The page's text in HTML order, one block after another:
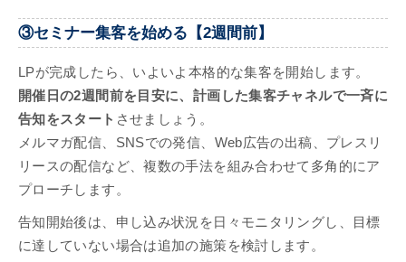
③セミナー集客を始める【2週間前】
LPが完成したら、いよいよ本格的な集客を開始します。
開催日の2週間前を目安に、計画した集客チャネルで一斉に
告知をスタート させましょう。
メルマガ配信、SNSでの発信、Web広告の出稿、プレスリ
リースの配信など、複数の手法を組み合わせて多角的にア
プローチします。
告知開始後は、申し込み状況を日々モニタリングし、目標
に達していない場合は追加の施策を検討します。